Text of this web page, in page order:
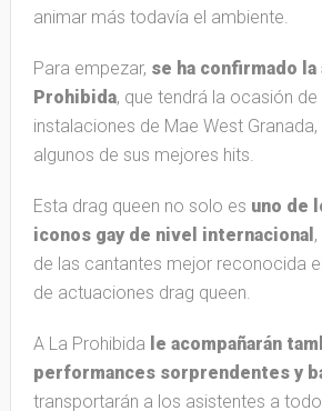
animar más todavía el ambiente.
Para empezar, se ha confirmado
Prohibida, que tendrá la ocasión
instalaciones de Mae West
algunos de sus mejores hits.
Esta drag queen no solo es uno de
iconos gay de nivel internacional
de las cantantes mejor reconocida
de actuaciones drag queen.
A La Prohibida le acompañarán
performances sorprendentes y
transportarán a los asistentes a